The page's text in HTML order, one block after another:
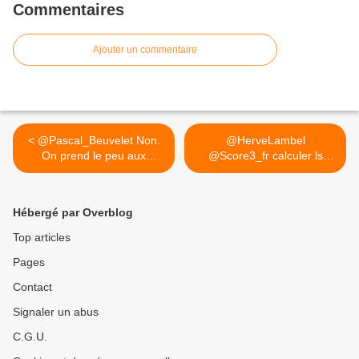
Commentaires
Ajouter un commentaire
< @Pascal_Beuvelet Non.
On prend le peu aux
faibles...
@HerveLambel
@Score3_fr calculer ls
défaillances... >
Hébergé par Overblog
Top articles
Pages
Contact
Signaler un abus
C.G.U.